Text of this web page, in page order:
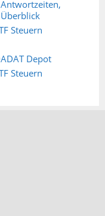
Steuern
Depot
Steuern